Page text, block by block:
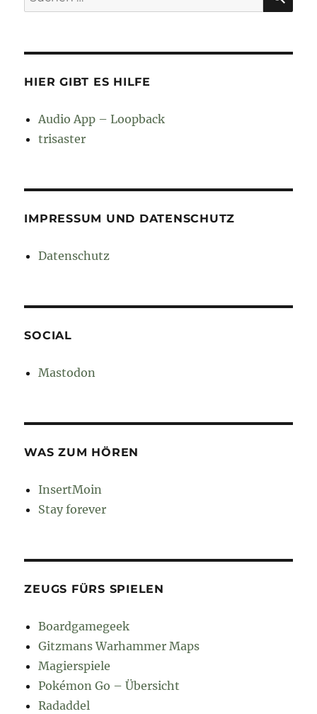
nach:
HIER GIBT ES HILFE
Audio App – Loopback
trisaster
IMPRESSUM UND DATENSCHUTZ
Datenschutz
SOCIAL
Mastodon
WAS ZUM HÖREN
InsertMoin
Stay forever
ZEUGS FÜRS SPIELEN
Boardgamegeek
Gitzmans Warhammer Maps
Magierspiele
Pokémon Go – Übersicht
Radaddel